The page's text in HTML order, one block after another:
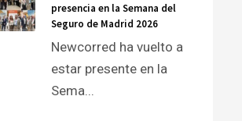
presencia en la Semana del
Seguro de Madrid 2026
Newcorred ha vuelto a
estar presente en la
Sema...